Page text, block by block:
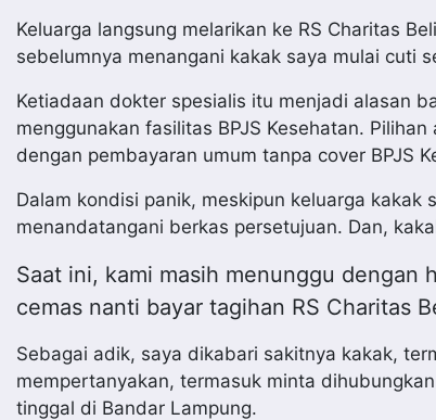
Keluarga langsung melarikan ke RS Charitas
sebelumnya menangani kakak saya mulai cuti
Ketiadaan dokter spesialis itu menjadi alasan
menggunakan fasilitas BPJS Kesehatan.
dengan pembayaran umum tanpa cover BPJS
Dalam kondisi panik, meskipun keluarga
menandatangani berkas persetujuan. Dan,
Saat ini, kami masih menunggu dengan
cemas nanti bayar tagihan RS Charitas
Sebagai adik, saya dikabari sakitnya kakak,
mempertanyakan, termasuk minta
tinggal di Bandar Lampung.